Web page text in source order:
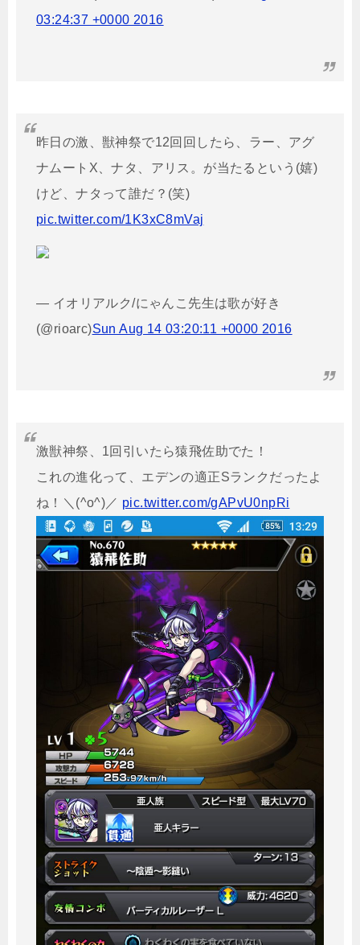
03:24:37 +0000 2016
昨日の激、獣神祭で12回回したら、ラー、アグ
ナムートX、ナタ、アリス。が当たるという(嬉)
けど、ナタって誰だ？(笑)
pic.twitter.com/1K3xC8mVaj
— イオリアルク/にゃんこ先生は歌が好き
(@rioarc)Sun Aug 14 03:20:11 +0000 2016
激獣神祭、1回引いたら猿飛佐助でた！
これの進化って、エデンの適正Sランクだったよ
ね！＼(^o^)／ pic.twitter.com/gAPvU0npRi